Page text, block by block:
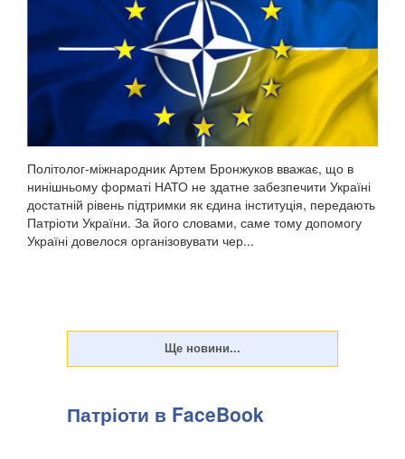
Політолог-міжнародник Артем Бронжуков вважає, що в
нинішньому форматі НАТО не здатне забезпечити Україні
достатній рівень підтримки як єдина інституція, передають
Патріоти України. За його словами, саме тому допомогу
Україні довелося організовувати чер...
Патріоти в FaceBook